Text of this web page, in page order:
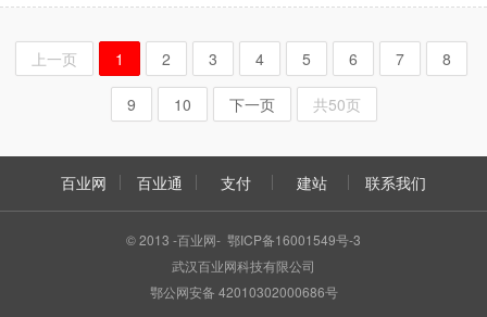
上一页 1 2 3 4 5 6 7 8
9 10 下一页 共50页
百业网 百业通 支付 建站 联系我们
© 2013 -百业网- 鄂ICP备16001549号-3
武汉百业网科技有限公司
鄂公网安备 42010302000686号